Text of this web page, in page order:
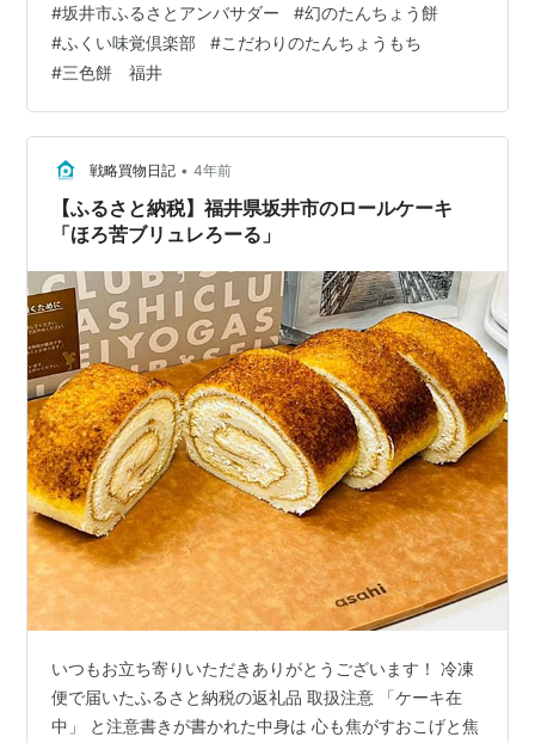
いて、それでいて伸びやかなお餅 やっぱり、美味しい〜
三色一気に焼いてみました ぷくぅーと膨れて、これまた
旨し 今回は東京で年越し出来なかったので、かなり遅く
なりま…
#坂井市ふるさとアンバサダー #幻のたんちょう餅
#ふくい味覚倶楽部 #こだわりのたんちょうもち
#三色餅 福井
戦略買物日記 • 4年前
【ふるさと納税】福井県坂井市のロールケーキ
「ほろ苦ブリュレろーる」
いつもお立ち寄りいただきありがとうございます！ 冷凍
便で届いたふるさと納税の返礼品 取扱注意 「ケーキ在
中」 と注意書きが書かれた中身は 心も焦がすおこげと焦